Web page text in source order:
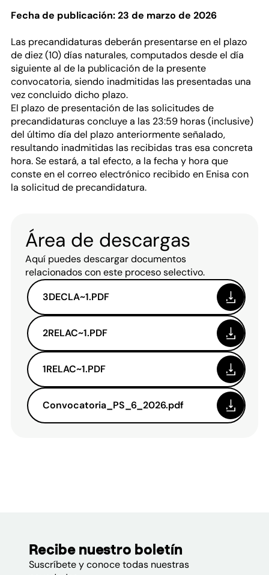
Fecha de publicación: 23 de marzo de 2026
Las precandidaturas deberán presentarse en el plazo
de diez (10) días naturales, computados desde el día
siguiente al de la publicación de la presente
convocatoria, siendo inadmitidas las presentadas una
vez concluido dicho plazo.
El plazo de presentación de las solicitudes de
precandidaturas concluye a las 23:59 horas (inclusive)
del último día del plazo anteriormente señalado,
resultando inadmitidas las recibidas tras esa concreta
hora. Se estará, a tal efecto, a la fecha y hora que
conste en el correo electrónico recibido en Enisa con
la solicitud de precandidatura.
Área de descargas
Aquí puedes descargar documentos
relacionados con este proceso selectivo.
3DECLA~1.PDF
2RELAC~1.PDF
1RELAC~1.PDF
Convocatoria_PS_6_2026.pdf
Recibe nuestro boletín
Suscríbete y conoce todas nuestras